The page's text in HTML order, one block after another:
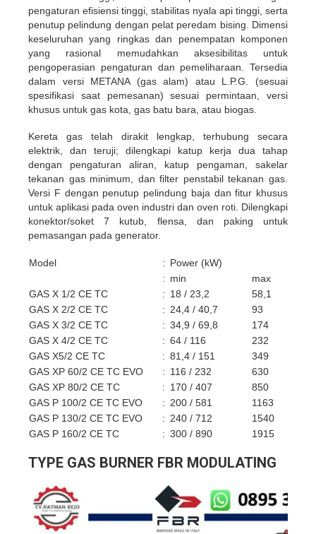
pengaturan efisiensi tinggi, stabilitas nyala api tinggi, serta
penutup pelindung dengan pelat peredam bising. Dimensi
keseluruhan yang ringkas dan penempatan komponen
yang rasional memudahkan aksesibilitas untuk
pengoperasian pengaturan dan pemeliharaan. Tersedia
dalam versi METANA (gas alam) atau L.P.G. (sesuai
spesifikasi saat pemesanan) sesuai permintaan, versi
khusus untuk gas kota, gas batu bara, atau biogas.
Kereta gas telah dirakit lengkap, terhubung secara
elektrik, dan teruji; dilengkapi katup kerja dua tahap
dengan pengaturan aliran, katup pengaman, sakelar
tekanan gas minimum, dan filter penstabil tekanan gas.
Versi F dengan penutup pelindung baja dan fitur khusus
untuk aplikasi pada oven industri dan oven roti. Dilengkapi
konektor/soket 7 kutub, flensa, dan paking untuk
pemasangan pada generator.
Model : Power (kW)
: min
max
GAS X 1/2 CE TC
: 18 / 23,2
58,1
GAS X 2/2 CE TC
: 24,4 / 40,7
93
GAS X 3/2 CE TC
: 34,9 / 69,8
174
GAS X 4/2 CE TC
: 64 / 116
232
GAS X5/2 CE TC
: 81,4 / 151
349
GAS XP 60/2 CE TC EVO
: 116 / 232
630
GAS XP 80/2 CE TC
: 170 / 407
850
GAS P 100/2 CE TC EVO
: 200 / 581
1163
GAS P 130/2 CE TC EVO
: 240 / 712
1540
GAS P 160/2 CE TC
: 300 / 890 1915
TYPE GAS BURNER FBR MODULATING